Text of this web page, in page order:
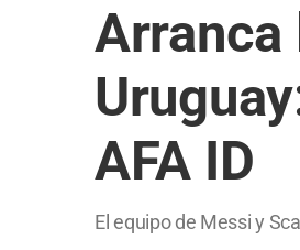
Arranca
AFA ID
El equipo de Messi y